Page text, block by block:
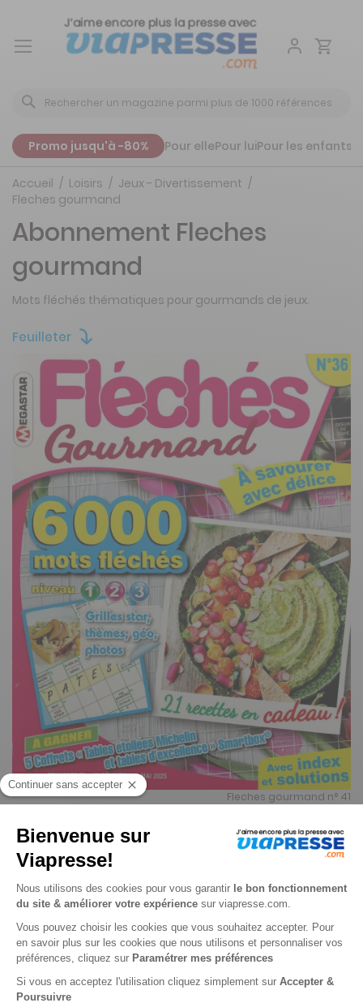
Aller
Promo jusqu'à -80% Pour ellePour luiPour les enfants
Accueil Loisirs
Jeux - Divertissement
Fleches gourmand
Feuilleter
Fleches gourmand n° 41
Abonnement Fleches
gourmand
Mots fléchés thématiques pour gourmands de jeux.
Je choisis un support
Papier
Je choisis une durée